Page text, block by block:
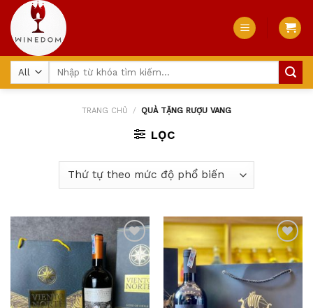
Skip
content
TRANG CHỦ / QUÀ TẶNG RƯỢU VANG
LỌC
Add
to
wishlist
Add
to
wishlist